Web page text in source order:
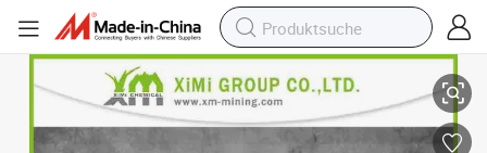
60% Zugabeverhältnis
Weißes CaCO3 Pulver anorganischer Füllstoff für matte